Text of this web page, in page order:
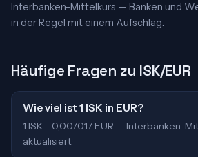
Interbanken-Mittelkurs — Banken und
in der Regel mit einem Aufschlag.
Häufige Fragen zu ISK/EUR
Wie viel ist 1 ISK in EUR?
1 ISK = 0,007017 EUR — Interbanken-
aktualisiert.